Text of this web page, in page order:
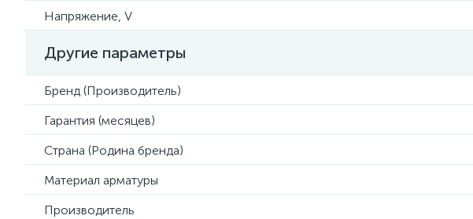
Напряжение, V
Другие параметры
Бренд (Производитель)
Гарантия (месяцев)
Страна (Родина бренда)
Материал арматуры
Производитель